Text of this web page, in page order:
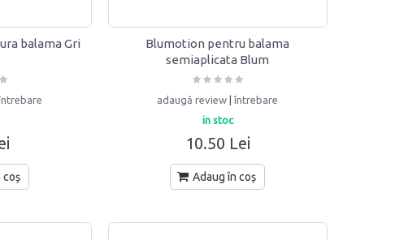
balama Gri
coș
Blumotion pentru balama
semiaplicata Blum
adaugă review |întrebare
in stoc
10.50 Lei
Adaug în coș